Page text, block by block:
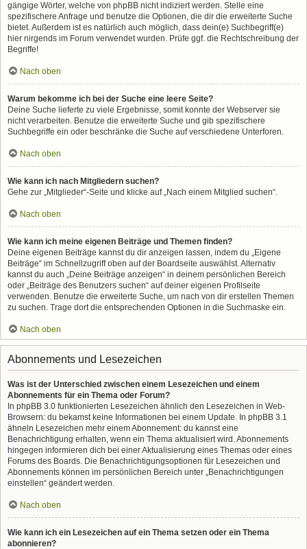
gängige Wörter, welche von phpBB nicht indiziert werden. Stelle eine
spezifischere Anfrage und benutze die Optionen, die dir die erweiterte Suche
bietet. Außerdem ist es natürlich auch möglich, dass dein(e) Suchbegriff(e)
hier nirgends im Forum verwendet wurden. Prüfe ggf. die Rechtschreibung der
Begriffe!
Nach oben
Warum bekomme ich bei der Suche eine leere Seite?
Deine Suche lieferte zu viele Ergebnisse, somit konnte der Webserver sie
nicht verarbeiten. Benutze die erweiterte Suche und gib spezifischere
Suchbegriffe ein oder beschränke die Suche auf verschiedene Unterforen.
Nach oben
Wie kann ich nach Mitgliedern suchen?
Gehe zur „Mitglieder“-Seite und klicke auf „Nach einem Mitglied suchen“.
Nach oben
Wie kann ich meine eigenen Beiträge und Themen finden?
Deine eigenen Beiträge kannst du dir anzeigen lassen, indem du „Eigene
Beiträge“ im Schnellzugriff oben auf der Boardseite auswählst. Alternativ
kannst du auch „Deine Beiträge anzeigen“ in deinem persönlichen Bereich
oder „Beiträge des Benutzers suchen“ auf deiner eigenen Profilseite
verwenden. Benutze die erweiterte Suche, um nach von dir erstellen Themen
zu suchen. Trage dort die entsprechenden Optionen in die Suchmaske ein.
Nach oben
Abonnements und Lesezeichen
Was ist der Unterschied zwischen einem Lesezeichen und einem
Abonnements für ein Thema oder Forum?
In phpBB 3.0 funktionierten Lesezeichen ähnlich den Lesezeichen in Web-
Browsern: du bekamst keine Informationen bei einem Update. In phpBB 3.1
ähneln Lesezeichen mehr einem Abonnement: du kannst eine
Benachrichtigung erhalten, wenn ein Thema aktualisiert wird. Abonnements
hingegen informieren dich bei einer Aktualisierung eines Themas oder eines
Forums des Boards. Die Benachrichtigungsoptionen für Lesezeichen und
Abonnements können im persönlichen Bereich unter „Benachrichtigungen
einstellen“ geändert werden.
Nach oben
Wie kann ich ein Lesezeichen auf ein Thema setzen oder ein Thema
abonnieren?